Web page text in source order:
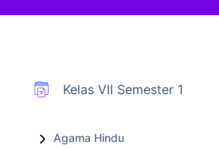
Kelas VII Semester 1
Agama Hindu